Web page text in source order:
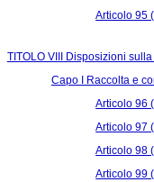
Articolo 95
TITOLO VIII Disposizioni
Capo I Raccolta e
Articolo 96
Articolo 97
Articolo 98
Articolo 99